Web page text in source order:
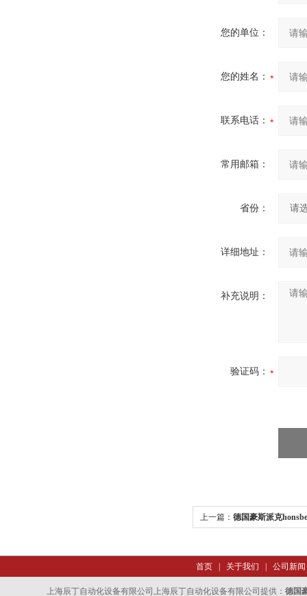
您的单位：
您的姓名：
联系电话：
常用邮箱：
省份：
详细地址：
补充说明：
验证码：
上一篇： 德国豪斯派克
首页| 关于我们 公司新闻
上海辰丁自动化设备有限公司上海辰丁自动化设备有限公司提供： 德国